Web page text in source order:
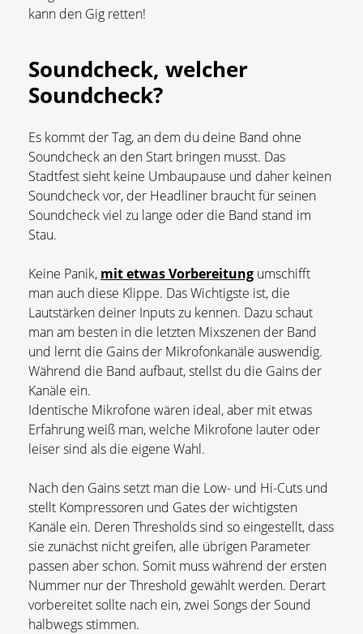
kann den Gig retten!
Soundcheck, welcher
Soundcheck?
Es kommt der Tag, an dem du deine Band ohne
Soundcheck an den Start bringen musst. Das
Stadtfest sieht keine Umbaupause und daher keinen
Soundcheck vor, der Headliner braucht für seinen
Soundcheck viel zu lange oder die Band stand im
Stau.
Keine Panik, mit etwas Vorbereitung umschifft
man auch diese Klippe. Das Wichtigste ist, die
Lautstärken deiner Inputs zu kennen. Dazu schaut
man am besten in die letzten Mixszenen der Band
und lernt die Gains der Mikrofonkanäle auswendig.
Während die Band aufbaut, stellst du die Gains der
Kanäle ein.
Identische Mikrofone wären ideal, aber mit etwas
Erfahrung weiß man, welche Mikrofone lauter oder
leiser sind als die eigene Wahl.
Nach den Gains setzt man die Low- und Hi-Cuts und
stellt Kompressoren und Gates der wichtigsten
Kanäle ein. Deren Thresholds sind so eingestellt, dass
sie zunächst nicht greifen, alle übrigen Parameter
passen aber schon. Somit muss während der ersten
Nummer nur der Threshold gewählt werden. Derart
vorbereitet sollte nach ein, zwei Songs der Sound
halbwegs stimmen.